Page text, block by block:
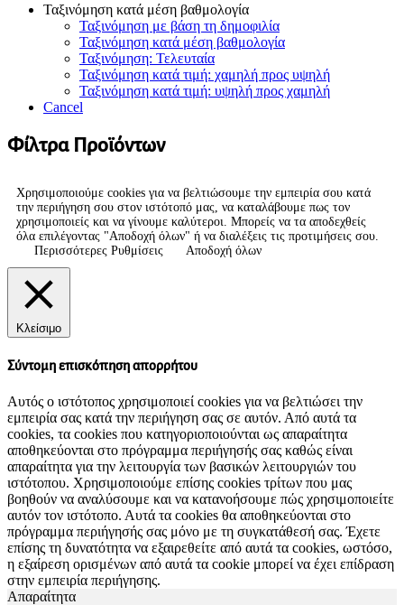
Ταξινόμηση κατά μέση βαθμολογία
Ταξινόμηση με βάση τη δημοφιλία
Ταξινόμηση κατά μέση βαθμολογία
Ταξινόμηση: Τελευταία
Ταξινόμηση κατά τιμή: χαμηλή προς υψηλή
Ταξινόμηση κατά τιμή: υψηλή προς χαμηλή
Cancel
Φίλτρα Προϊόντων
Χρησιμοποιούμε cookies για να βελτιώσουμε την εμπειρία σου κατά
την περιήγηση σου στον ιστότοπό μας, να καταλάβουμε πως τον
χρησιμοποιείς και να γίνουμε καλύτεροι. Μπορείς να τα αποδεχθείς
όλα επιλέγοντας "Αποδοχή όλων" ή να διαλέξεις τις προτιμήσεις σου.
Περισσότερες Ρυθμίσεις
Αποδοχή όλων
Κλείσιμο
Σύντομη επισκόπηση απορρήτου
Αυτός ο ιστότοπος χρησιμοποιεί cookies για να βελτιώσει την
εμπειρία σας κατά την περιήγηση σας σε αυτόν. Από αυτά τα
cookies, τα cookies που κατηγοριοποιούνται ως απαραίτητα
αποθηκεύονται στο πρόγραμμα περιήγησής σας καθώς είναι
απαραίτητα για την λειτουργία των βασικών λειτουργιών του
ιστότοπου. Χρησιμοποιούμε επίσης cookies τρίτων που μας
βοηθούν να αναλύσουμε και να κατανοήσουμε πώς χρησιμοποιείτε
αυτόν τον ιστότοπο. Αυτά τα cookies θα αποθηκεύονται στο
πρόγραμμα περιήγησής σας μόνο με τη συγκατάθεσή σας. Έχετε
επίσης τη δυνατότητα να εξαιρεθείτε από αυτά τα cookies, ωστόσο,
η εξαίρεση ορισμένων από αυτά τα cookie μπορεί να έχει επίδραση
στην εμπειρία περιήγησης.
Απαραίτητα